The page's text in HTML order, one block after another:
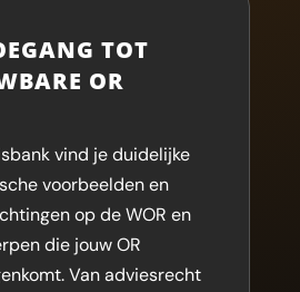
TOT
OR
vind je duidelijke
voorbeelden en
op de WOR en
die jouw OR
Van adviesrecht